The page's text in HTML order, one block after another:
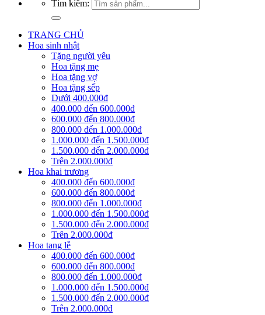
Tìm kiếm:
TRANG CHỦ
Hoa sinh nhật
Tặng người yêu
Hoa tặng mẹ
Hoa tặng vợ
Hoa tặng sếp
Dưới 400.000đ
400.000 đến 600.000đ
600.000 đến 800.000đ
800.000 đến 1.000.000đ
1.000.000 đến 1.500.000đ
1.500.000 đến 2.000.000đ
Trên 2.000.000đ
Hoa khai trương
400.000 đến 600.000đ
600.000 đến 800.000đ
800.000 đến 1.000.000đ
1.000.000 đến 1.500.000đ
1.500.000 đến 2.000.000đ
Trên 2.000.000đ
Hoa tang lễ
400.000 đến 600.000đ
600.000 đến 800.000đ
800.000 đến 1.000.000đ
1.000.000 đến 1.500.000đ
1.500.000 đến 2.000.000đ
Trên 2.000.000đ